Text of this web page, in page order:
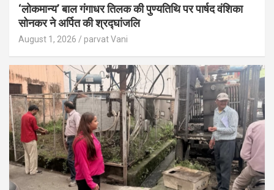
‘लोकमान्य’ बाल गंगाधर तिलक की पुण्यतिथि पर पार्षद वंशिका
सोनकर ने अर्पित की श्रद्घांजलि
August 1, 2026 parvat Vani